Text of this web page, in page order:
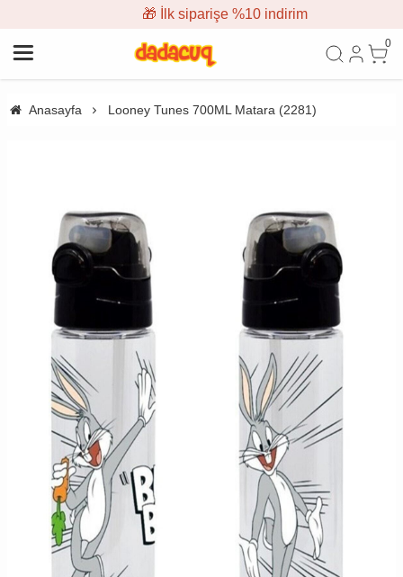
🎁 İlk siparişe %10 indirim
0
Anasayfa Looney Tunes 700ML Matara (2281)